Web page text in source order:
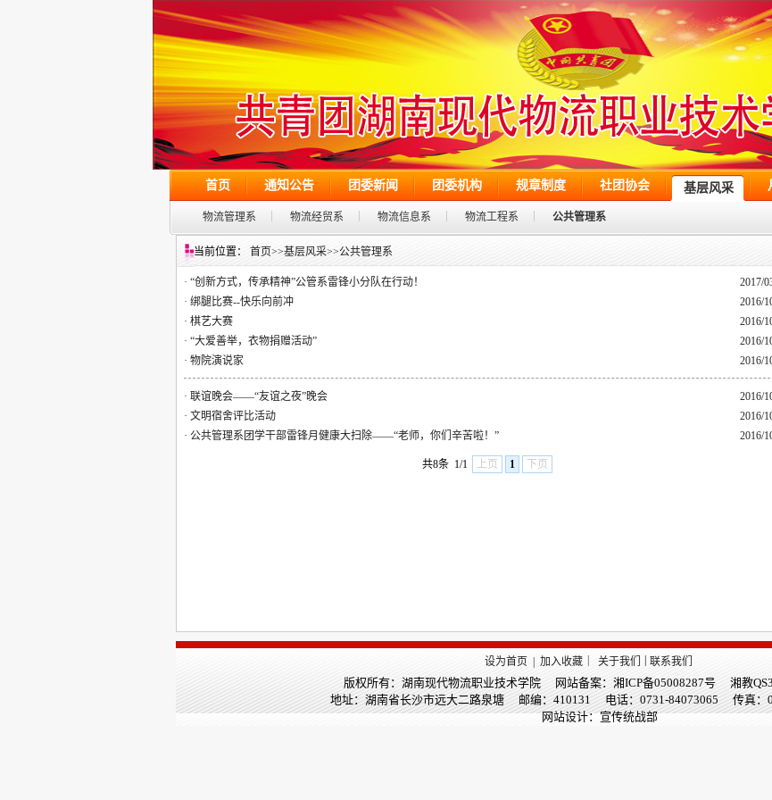
首页 通知公告 团委新闻 团委机构 规章制度 社团协会 基层风采
物流管理系 物流经贸系 物流信息系 物流工程系 公共管理系
当前位置： 首页>>基层风采>>公共管理系
· “创新方式，传承精神”公管系雷锋小分队在行动！
2017/
· 绑腿比赛--快乐向前冲
2016/
· 棋艺大赛
2016/
· “大爱善举，衣物捐赠活动”
2016/
· 物院演说家 2016/
· 联谊晚会——“友谊之夜”晚会
2016/
· 文明宿舍评比活动
2016/
· 公共管理系团学干部雷锋月健康大扫除——“老师，你们辛苦啦！” 2016/
共8条 1/1 上页 1 下页
设为首页 加入收藏 关于我们 联系我们
版权所有：湖南现代物流职业技术学院 网站备案：湘ICP备05008287号 湘教
地址：湖南省长沙市远大二路泉塘 邮编：410131 电话：0731-84073065 传真
网站设计：宣传统战部